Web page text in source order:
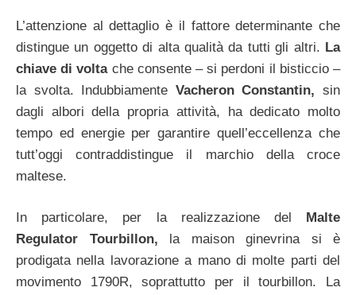
L’attenzione al dettaglio è il fattore determinante che
distingue un oggetto di alta qualità da tutti gli altri. La
chiave di voltache consente – si perdoni il bisticcio –
la svolta. Indubbiamente Vacheron Constantin, sin
dagli albori della propria attività, ha dedicato molto
tempo ed energie per garantire quell’eccellenza che
tutt’oggi contraddistingue il marchio della croce
maltese.
In particolare, per la realizzazione del
Malte
Regulator Tourbillon, la maison ginevrina si è
prodigata nella lavorazione a mano di molte parti del
movimento 1790R, soprattutto per il tourbillon. La